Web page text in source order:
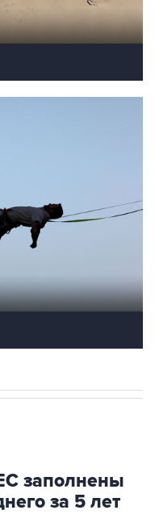
заполнены
за 5 лет